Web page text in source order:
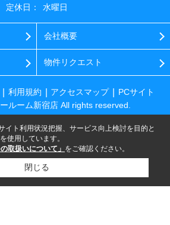
定休日：
水曜日
会社概要
物件リクエスト
利用規約 アクセスマップ
PCサイト
ルーム新宿店 All rights reserved.
イト利用状況把握、サービス向上検討を目的と
使用しています。
取扱いについて」 をご確認ください。
閉じる